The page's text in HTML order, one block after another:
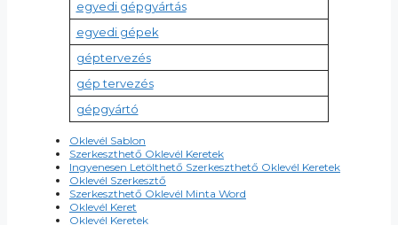
egyedi gépgyártás
egyedi gépek
géptervezés
gép tervezés
gépgyártó
Oklevél Sablon
Szerkeszthető Oklevél Keretek
Ingyenesen Letölthető Szerkeszthető Oklevél Keretek
Oklevél Szerkesztő
Szerkeszthető Oklevél Minta Word
Oklevél Keret
Oklevél Keretek